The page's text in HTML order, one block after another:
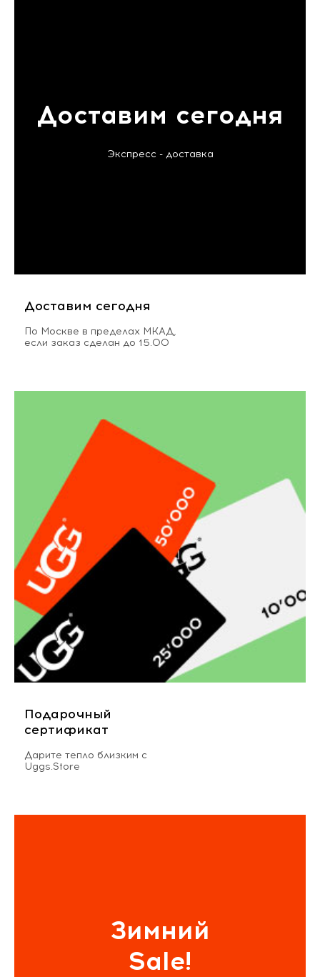
Доставим сегодня
Экспресс - доставка
Доставим сегодня
По Москве в пределах МКАД,
если заказ сделан до 15.00
Подарочный
сертификат
Дарите тепло близким с
Uggs.Store
Зимний
Sale!